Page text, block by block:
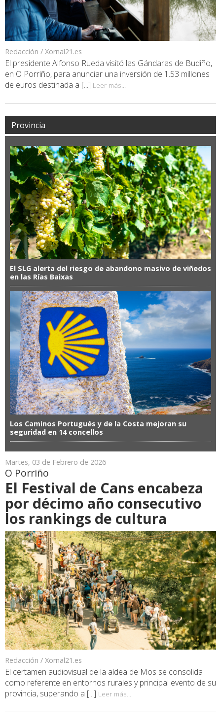
Redacción / Xornal21.es
El presidente Alfonso Rueda visitó las Gándaras de Budiño,
en O Porriño, para anunciar una inversión de 1.53 millones
de euros destinada a [...] Leer más...
Provincia
El SLG alerta del riesgo de abandono masivo de viñedos
en las Rías Baixas
Los Caminos Portugués y de la Costa mejoran su
seguridad en 14 concellos
Martes, 03 de Febrero de 2026
O Porriño
El Festival de Cans encabeza
por décimo año consecutivo
los rankings de cultura
Redacción / Xornal21.es
El certamen audiovisual de la aldea de Mos se consolida
como referente en entornos rurales y principal evento de su
provincia, superando a [...] Leer más...